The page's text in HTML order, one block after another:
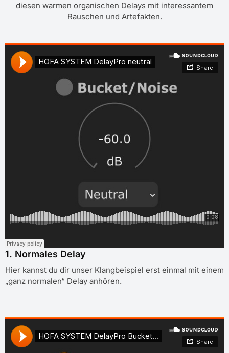
diesen warmen organischen Delays mit interessantem
Rauschen und Artefakten.
1. Normales Delay
Hier kannst du dir unser Klangbeispiel erst einmal mit einem
„ganz normalen“ Delay anhören.